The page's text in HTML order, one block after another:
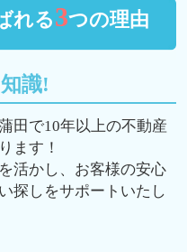
れる3つの理由
識!
田で10年以上の不動産
ます！
活かし、お客様の安心
探しをサポートいたし